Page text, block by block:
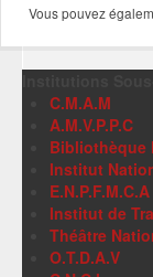
Vous pouvez
C.M.A.M
A.M.V.P.P.C
Bibliothèque
Institut
E.N.P.F.M.C.A
Institut de
Théâtre
O.T.D.A.V